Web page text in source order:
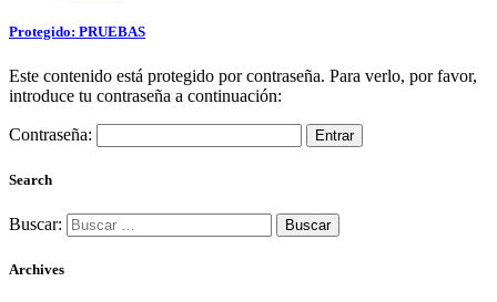
Protegido: PRUEBAS
Este contenido está protegido por contraseña. Para verlo, por favor,
introduce tu contraseña a continuación:
Contraseña:
Search
Buscar:
Archives